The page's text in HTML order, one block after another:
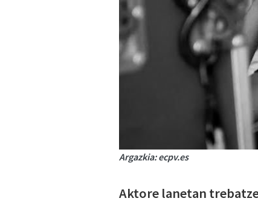
Argazkia: ecpv.es
Aktore lanetan